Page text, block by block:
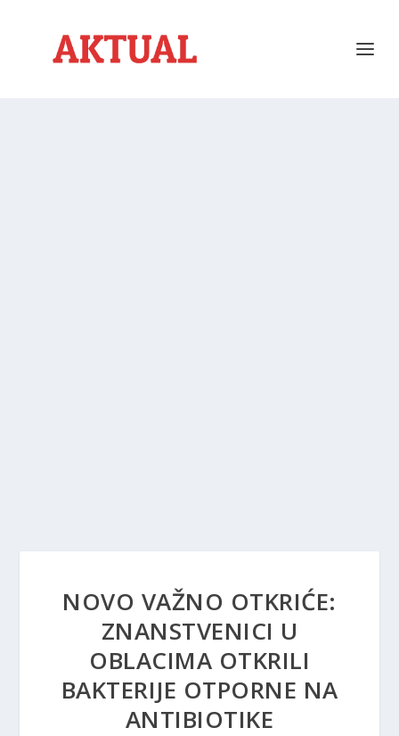
NOVO VAŽNO OTKRIĆE:
ZNANSTVENICI U
OBLACIMA OTKRILI
BAKTERIJE OTPORNE NA
ANTIBIOTIKE